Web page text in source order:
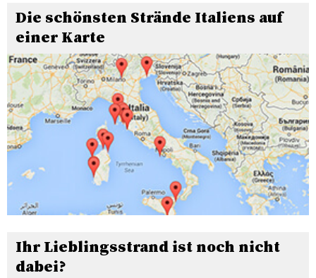
Die schönsten Strände Italiens auf
einer Karte
Ihr Lieblingsstrand ist noch nicht
dabei?